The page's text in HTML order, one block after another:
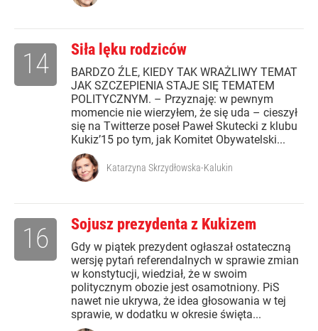
Siła lęku rodziców
BARDZO ŹLE, KIEDY TAK WRAŻLIWY TEMAT
JAK SZCZEPIENIA STAJE SIĘ TEMATEM
POLITYCZNYM. – Przyznaję: w pewnym
momencie nie wierzyłem, że się uda – cieszył
się na Twitterze poseł Paweł Skutecki z klubu
Kukiz’15 po tym, jak Komitet Obywatelski...
14
Katarzyna Skrzydłowska-Kalukin
Sojusz prezydenta z Kukizem
Gdy w piątek prezydent ogłaszał ostateczną
wersję pytań referendalnych w sprawie zmian
w konstytucji, wiedział, że w swoim
politycznym obozie jest osamotniony. PiS
nawet nie ukrywa, że idea głosowania w tej
sprawie, w dodatku w okresie święta...
16